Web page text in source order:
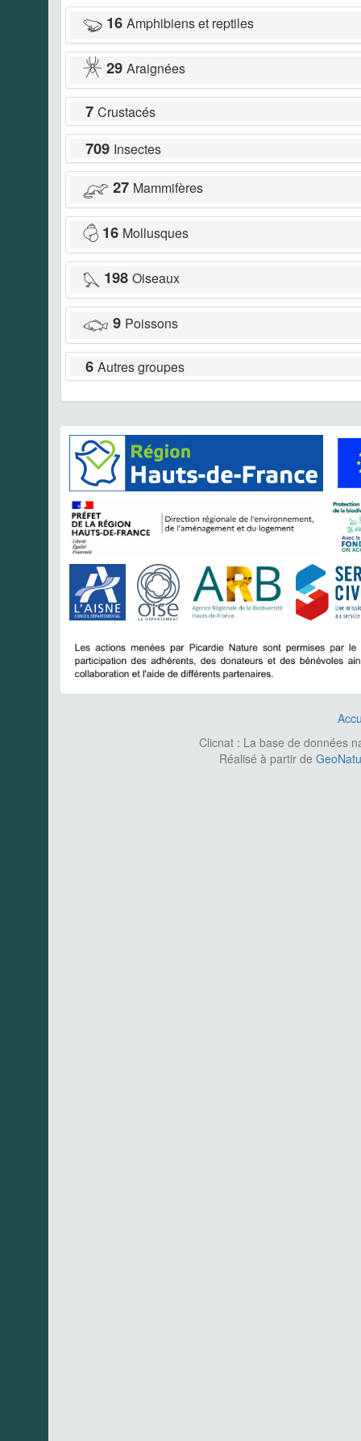
16 Amphibiens et reptiles
29 Araignées
7 Crustacés
709 Insectes
27 Mammifères
16 Mollusques
198 Oiseaux
9 Poissons
6 Autres groupes
Clicnat : La base de données
Réalisé à partir de